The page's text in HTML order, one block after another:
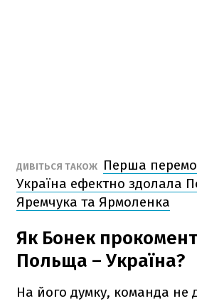
ДИВІТЬСЯ ТАКОЖ
Перша
Україна ефектно здолала
Яремчука та Ярмоленка
Як Бонек
Польща – Україна?
На його думку, команда не